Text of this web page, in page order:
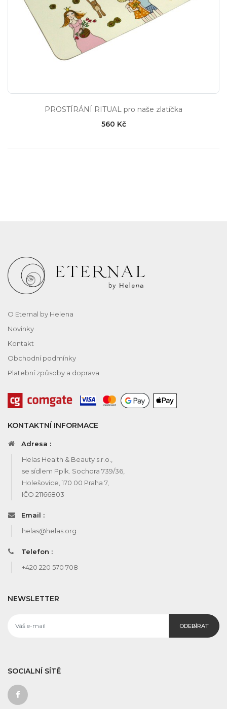
PROSTÍRÁNÍ RITUAL pro naše zlatíčka
560 Kč
O Eternal by Helena
Novinky
Kontakt
Obchodní podmínky
Platební způsoby a doprava
KONTAKTNÍ INFORMACE
Adresa :
Helas Health & Beauty s.r.o.,
se sídlem Pplk. Sochora 739/36,
Holešovice, 170 00 Praha 7,
IČO 21166803
Email :
helas@helas.org
Telefon :
+420 220 570 708
NEWSLETTER
ODEBÍRAT
SOCIALNÍ SÍTĚ